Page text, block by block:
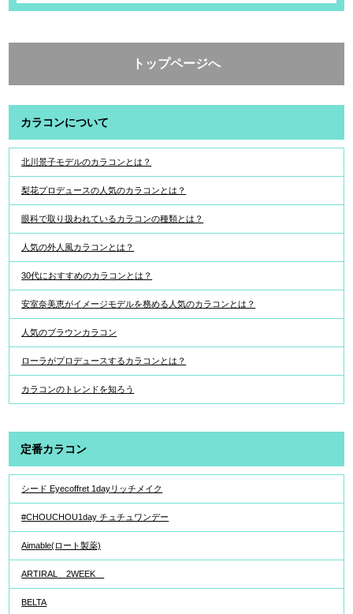
トップページへ
カラコンについて
北川景子モデルのカラコンとは？
梨花プロデュースの人気のカラコンとは？
眼科で取り扱われているカラコンの種類とは？
人気の外人風カラコンとは？
30代におすすめのカラコンとは？
安室奈美恵がイメージモデルを務める人気のカラコンとは？
人気のブラウンカラコン
ローラがプロデュースするカラコンとは？
カラコンのトレンドを知ろう
定番カラコン
シード Eyecoffret 1dayリッチメイク
#CHOUCHOU1day チュチュワンデー
Aimable(ロート製薬)
ARTIRAL 2WEEK
BELTA